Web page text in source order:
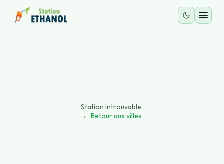
Station introuvable.
← Retour aux villes